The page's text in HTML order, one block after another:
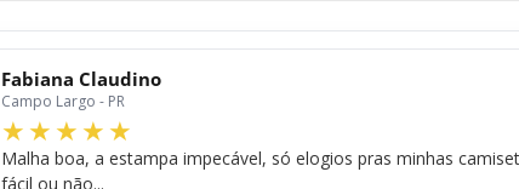
Fabiana Claudino
Campo Largo - PR
Malha boa, a estampa impecável, só elogios pras minhas
fácil ou não...